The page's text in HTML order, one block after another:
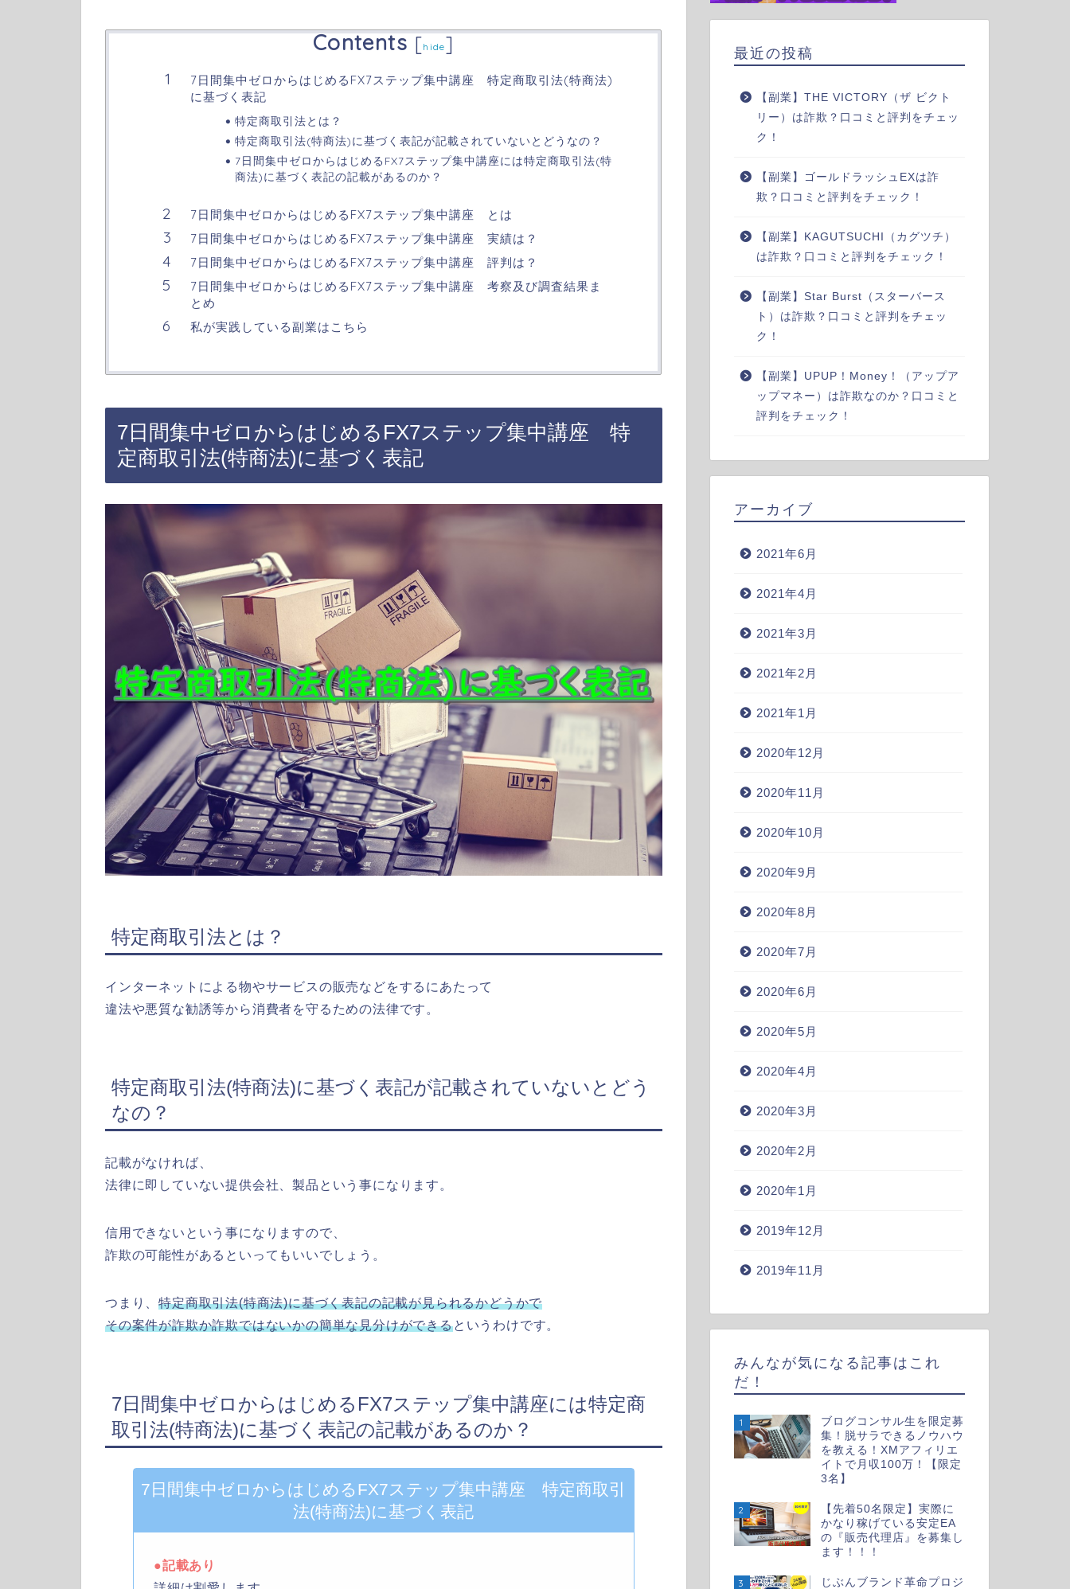
Contents [hide]
7日間集中ゼロからはじめるFX7ステップ集中講座 特定商取引法(特商法)
に基づく表記
特定商取引法とは？
特定商取引法(特商法)に基づく表記が記載されていないとどうなの？
7日間集中ゼロからはじめるFX7ステップ集中講座には特定商取引法(特
商法)に基づく表記の記載があるのか？
7日間集中ゼロからはじめるFX7ステップ集中講座 とは
7日間集中ゼロからはじめるFX7ステップ集中講座 実績は？
7日間集中ゼロからはじめるFX7ステップ集中講座 評判は？
7日間集中ゼロからはじめるFX7ステップ集中講座 考察及び調査結果ま
とめ
私が実践している副業はこちら
7日間集中ゼロからはじめるFX7ステップ集中講座 特
定商取引法(特商法)に基づく表記
特定商取引法とは？
インターネットによる物やサービスの販売などをするにあたって
違法や悪質な勧誘等から消費者を守るための法律です。
特定商取引法(特商法)に基づく表記が記載されていないとどう
なの？
記載がなければ、
法律に即していない提供会社、製品という事になります。
信用できないという事になりますので、
詐欺の可能性があるといってもいいでしょう。
つまり、特定商取引法(特商法)に基づく表記の記載が見られるかどうかで
その案件が詐欺か詐欺ではないかの簡単な見分けができるというわけです。
7日間集中ゼロからはじめるFX7ステップ集中講座には特定商
取引法(特商法)に基づく表記の記載があるのか？
7日間集中ゼロからはじめるFX7ステップ集中講座 特定商取引
法(特商法)に基づく表記
●記載あり
最近の投稿
【副業】THE VICTORY（ザ ビクト
リー）は詐欺？口コミと評判をチェッ
ク！
【副業】ゴールドラッシュEXは詐
欺？口コミと評判をチェック！
【副業】KAGUTSUCHI（カグツチ）
は詐欺？口コミと評判をチェック！
【副業】Star Burst（スターバース
ト）は詐欺？口コミと評判をチェッ
ク！
【副業】UPUP！Money！（アップア
ップマネー）は詐欺なのか？口コミと
評判をチェック！
アーカイブ
2021年6月
2021年4月
2021年3月
2021年2月
2021年1月
2020年12月
2020年11月
2020年10月
2020年9月
2020年8月
2020年7月
2020年6月
2020年5月
2020年4月
2020年3月
2020年2月
2020年1月
2019年12月
2019年11月
みんなが気になる記事はこれ
だ！
1
ブログコンサル生を限定募
集！脱サラできるノウハウ
を教える！XMアフィリエ
イトで月収100万！【限定
3名】
2
【先着50名限定】実際に
かなり稼げている安定EA
の『販売代理店』を募集し
ます！！！
3 じぶんブランド革命プロジ